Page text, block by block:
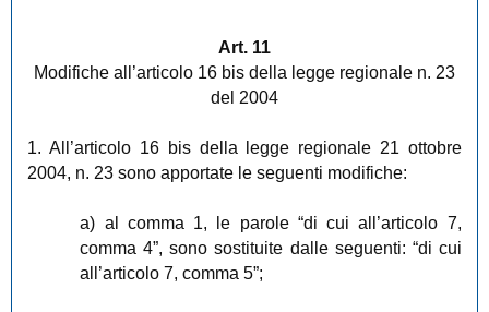
Art. 11
Modifiche all’articolo 16 bis della legge regionale n. 23
del 2004
1. All’articolo 16 bis della legge regionale 21 ottobre
2004, n. 23 sono apportate le seguenti modifiche:
a) al comma 1, le parole “di cui all’articolo 7,
comma 4”, sono sostituite dalle seguenti: “di cui
all’articolo 7, comma 5”;